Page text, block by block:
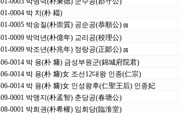
0004 박 치(朴 䎩)
0005 박숭질(朴崇質) 공순공(恭順公) [1]
0009 박억년(朴億年) 교리공(校理公)
0009 박조년(朴兆年) 정랑공(正郞公) [1]
0014 박 용(朴 墉) 금성부원군(錦城府院君)
0014 박 용(朴 墉)女 조선12대왕 인종(仁宗)
0014 박 용(朴 墉)女 인성왕후(仁聖王后) 인종妃
0001 박맹지(朴孟智) 춘당공(春塘公)
08-0001 박희권(朴希權) 임회당(臨淮堂)